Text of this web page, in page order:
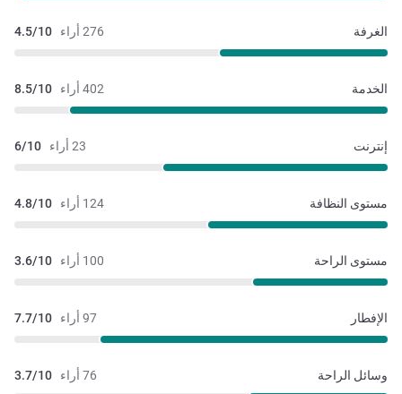
276 أراء 4.5/10 الغرفة
402 أراء 8.5/10 الخدمة
23 أراء 6/10 إنترنت
124 أراء 4.8/10 مستوى النظافة
100 أراء 3.6/10 مستوى الراحة
97 أراء 7.7/10 الإفطار
76 أراء 3.7/10 وسائل الراحة